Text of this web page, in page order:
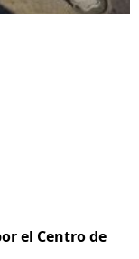
el Centro de